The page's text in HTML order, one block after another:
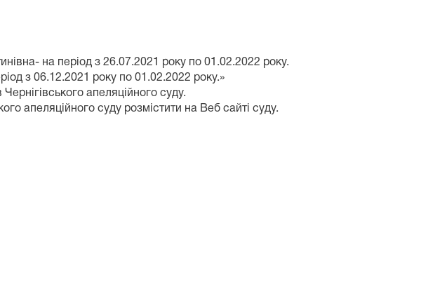
на період з 26.07.2021 року по 01.02.2022 року.
з 06.12.2021 року по 01.02.2022 року.»
апеляційного суду.
апеляційного суду розмістити на Веб сайті суду.